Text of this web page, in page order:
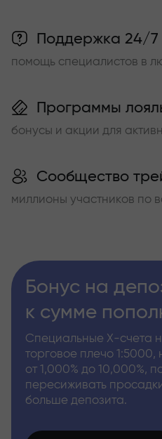
Поддержка 24/7
помощь специалистов в
Программы
бонусы и акции для
Сообщество
миллионы участников по
Бонус на
к сумме
Специальные Х-счета
торговое плечо 1:5000,
от 1,000% до 10,000%,
пересиживать
больше депозита.